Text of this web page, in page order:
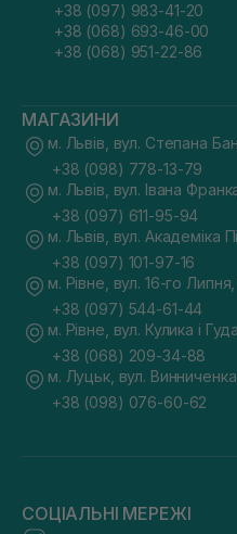
+38 (097) 983-41-20
+38 (068) 693-46-00
+38 (068) 951-22-86
МАГАЗИНИ
м. Львів, вул. Степана
+38 (098) 778-13-79
м. Львів, вул. Івана
+38 (097) 611-95-94
м. Львів, вул. Академіка
+38 (097) 101-97-16
м. Рівне, вул. 16-го Липня,
+38 (097) 544-61-44
м. Рівне, вул. Кулика і
+38 (068) 209-34-88
м. Луцьк, вул.
+38 (098) 076-60-62
СОЦІАЛЬНІ МЕРЕЖІ